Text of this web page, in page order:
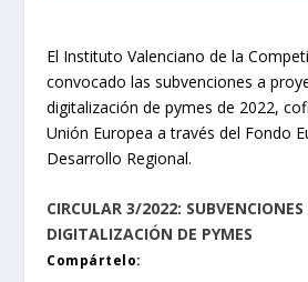
El Instituto Valenciano de la
convocado las subvenciones a
digitalización de pymes de 2022,
Unión Europea a través del Fondo
Desarrollo Regional.
CIRCULAR 3/2022:
DIGITALIZACIÓN DE PYMES
Compártelo: